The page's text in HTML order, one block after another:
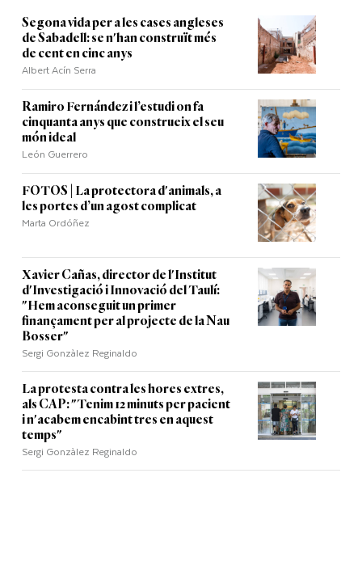
Segona vida per a les cases angleses
de Sabadell: se n'han construït més
de cent en cinc anys
Albert Acín Serra
Ramiro Fernández i l’estudi on fa
cinquanta anys que construeix el seu
món ideal
León Guerrero
FOTOS | La protectora d'animals, a
les portes d’un agost complicat
Marta Ordóñez
Xavier Cañas, director de l'Institut
d'Investigació i Innovació del Taulí:
"Hem aconseguit un primer
finançament per al projecte de la Nau
Bosser"
Sergi Gonzàlez Reginaldo
La protesta contra les hores extres,
als CAP: "Tenim 12 minuts per pacient
i n'acabem encabint tres en aquest
temps"
Sergi Gonzàlez Reginaldo